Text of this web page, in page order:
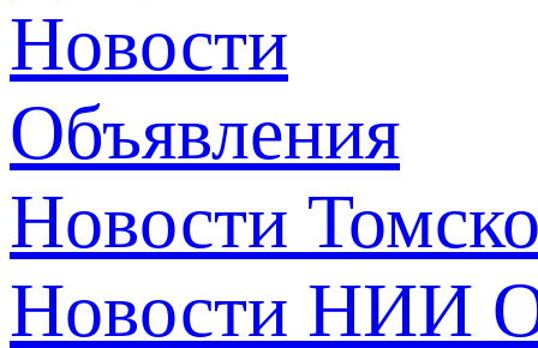
Новости
Объявления
Новости
Новости НИИ